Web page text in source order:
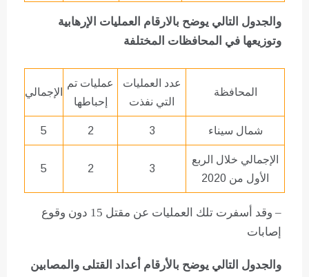
والجدول التالي يوضح بالارقام العمليات الإرهابية
وتوزيعها في المحافظات المختلفة
المحافظة
عدد العمليات
التي نفذت
عمليات تم
إحباطها
الإجمالي
شمال سيناء 3
2
5
الإجمالي خلال الربع
الأول من 2020
3
2
5
– وقد أسفرت تلك العمليات عن مقتل 15 دون وقوع
إصابات
والجدول التالي يوضح بالأرقام أعداد القتلى والمصابين